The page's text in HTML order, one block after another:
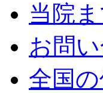
当院
お問
全国